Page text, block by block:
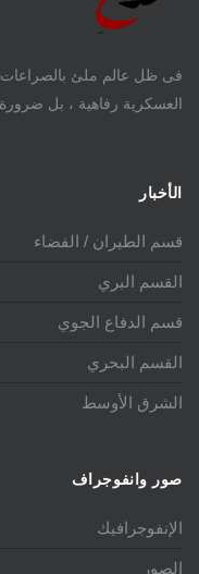
فى ظل عالم ملئ بالصراعات
العسكرية رفاهية ، بل
الأخبار
قسم الطيران / الفضاء
القسم البري
قسم الدفاع الجوي
القسم البحري
الشرق الأوسط
صور وانفوجراف
الإنفوجرافيك
الصور